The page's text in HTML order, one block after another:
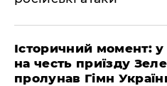
Історичний момент: у
на честь приїзду
пролунав Гімн